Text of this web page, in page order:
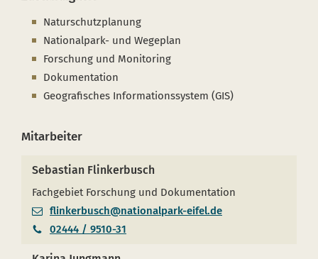
Naturschutzplanung
Nationalpark- und Wegeplan
Forschung und Monitoring
Dokumentation
Geografisches Informationssystem (GIS)
Mitarbeiter
Sebastian Flinkerbusch
Fachgebiet Forschung und Dokumentation
flinkerbusch@nationalpark-eifel.de
02444 / 9510-31